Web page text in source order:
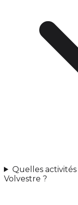
Quelles activités
Volvestre ?